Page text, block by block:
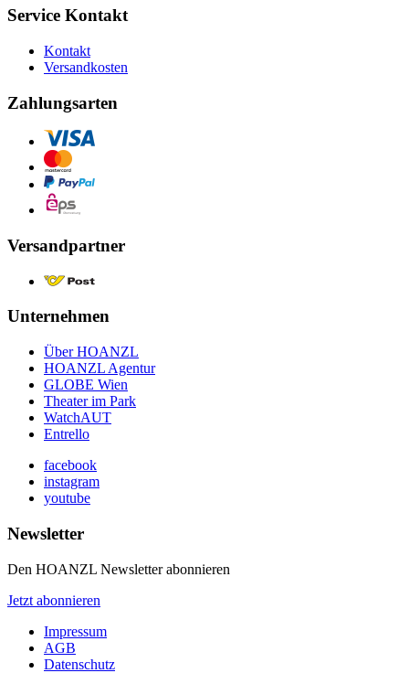
Service Kontakt
Kontakt
Versandkosten
Zahlungsarten
Versandpartner
Unternehmen
Über HOANZL
HOANZL Agentur
GLOBE Wien
Theater im Park
WatchAUT
Entrello
facebook
instagram
youtube
Newsletter
Den HOANZL Newsletter abonnieren
Jetzt abonnieren
Impressum
AGB
Datenschutz